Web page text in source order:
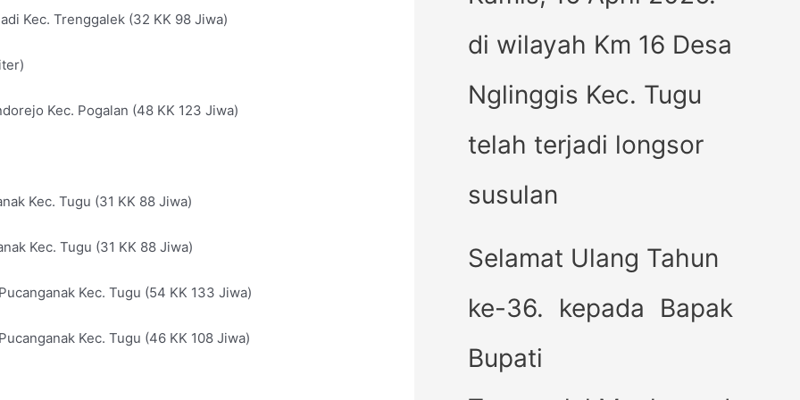
Kec. Trenggalek (32 KK 98 Jiwa)
Kec. Pogalan (48 KK 123 Jiwa)
Kec. Tugu (31 KK 88 Jiwa)
Kec. Tugu (31 KK 88 Jiwa)
Kec. Tugu (54 KK 133 Jiwa)
Kec. Tugu (46 KK 108 Jiwa)
di wilayah Km 16 Desa
Nglinggis Kec. Tugu
telah terjadi longsor
susulan
Selamat Ulang Tahun
ke-36. kepada Bapak
Bupati